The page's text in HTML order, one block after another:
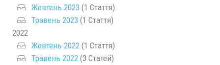
Жовтень 2023 (1 Стаття)
Травень 2023 (1 Стаття)
2022
Жовтень 2022 (1 Стаття)
Травень 2022 (3 Статей)